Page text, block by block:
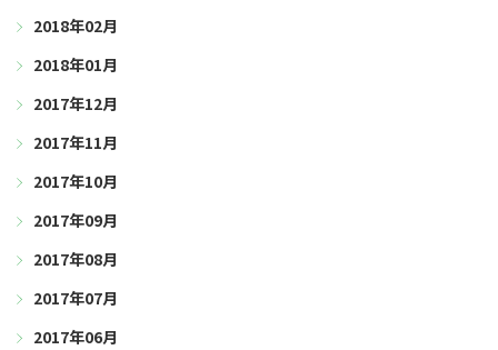
2018年02月
2018年01月
2017年12月
2017年11月
2017年10月
2017年09月
2017年08月
2017年07月
2017年06月